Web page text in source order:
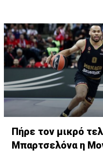
και αυτό είναι κάτι για
Ολυμπιακού είναι
Πήρε τον μικρό
Μπαρτσελόνα η